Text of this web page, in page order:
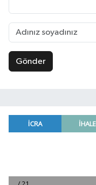
Gönder